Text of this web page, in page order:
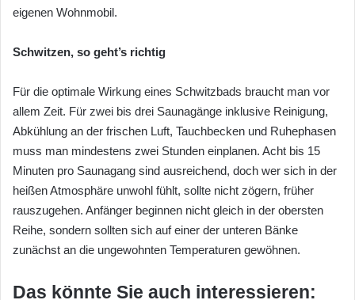
eigenen Wohnmobil.
Schwitzen, so geht’s richtig
Für die optimale Wirkung eines Schwitzbads braucht man vor
allem Zeit. Für zwei bis drei Saunagänge inklusive Reinigung,
Abkühlung an der frischen Luft, Tauchbecken und Ruhephasen
muss man mindestens zwei Stunden einplanen. Acht bis 15
Minuten pro Saunagang sind ausreichend, doch wer sich in der
heißen Atmosphäre unwohl fühlt, sollte nicht zögern, früher
rauszugehen. Anfänger beginnen nicht gleich in der obersten
Reihe, sondern sollten sich auf einer der unteren Bänke
zunächst an die ungewohnten Temperaturen gewöhnen.
Das könnte Sie auch interessieren: